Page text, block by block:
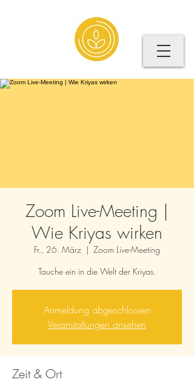
Zoom Live-Meeting |
Wie Kriyas wirken
Fr., 26. März
  |
Zoom Live-Meeting
Tauche ein in die Welt der Kriyas.
Anmeldung abgeschlossen
Veranstaltungen ansehen
Zeit & Ort